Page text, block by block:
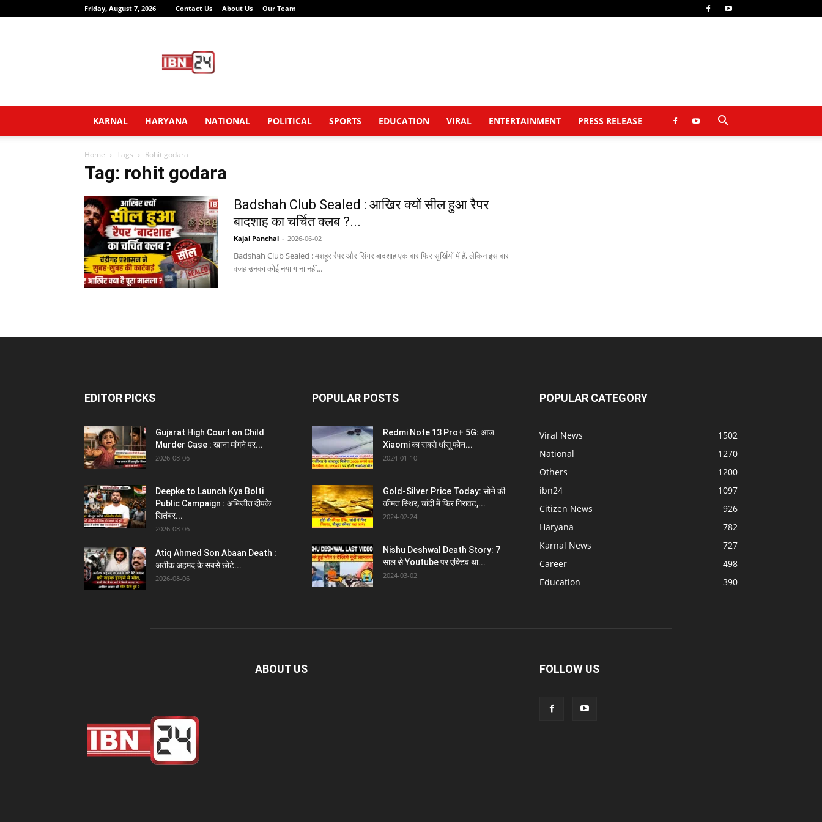
Friday, August 7, 2026 Contact Us About Us Our Team
News
Network
KARNAL HARYANA NATIONAL POLITICAL SPORTS EDUCATION VIRAL ENTERTAINMENT PRESS RELEASE
Home Tags Rohit godara
Tag: rohit godara
Badshah Club Sealed : आखिर क्यों सील हुआ रैपर
बादशाह का चर्चित क्लब ?...
Kajal Panchal - 2026-06-02
Badshah Club Sealed : मशहूर रैपर और सिंगर बादशाह एक बार फिर सुर्खियों में हैं, लेकिन इस बार
वजह उनका कोई नया गाना नहीं...
EDITOR PICKS
Gujarat High Court on Child
Murder Case : खाना मांगने पर...
2026-08-06
Deepke to Launch Kya Bolti
Public Campaign : अभिजीत दीपके
सितंबर...
2026-08-06
Atiq Ahmed Son Abaan Death :
अतीक अहमद के सबसे छोटे...
2026-08-06
POPULAR POSTS
Redmi Note 13 Pro+ 5G: आज
Xiaomi का सबसे धांसू फोन...
2024-01-10
Gold-Silver Price Today: सोने की
कीमत स्थिर, चांदी में फिर गिरावट,...
2024-02-24
Nishu Deshwal Death Story: 7
साल से Youtube पर एक्टिव था...
2024-03-02
POPULAR CATEGORY
Viral News
1502
National
1270
Others
1200
ibn24
1097
Citizen News
926
Haryana
782
Karnal News
727
Career
498
Education
390
ABOUT US FOLLOW US